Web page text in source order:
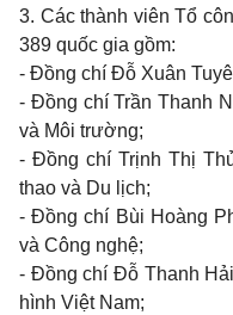
3. Các thành viên Tổ
389 quốc gia gồm:
- Đồng chí Đỗ Xuân
- Đồng chí Trần Thanh
và Môi trường;
- Đồng chí Trịnh Thị
thao và Du lịch;
-Đồng chí Bùi Hoàng
và Công nghệ;
- Đồng chí Đỗ Thanh
hình Việt Nam;